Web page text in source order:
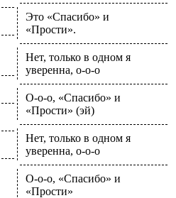
Это «Спасибо» и
«Прости».
Нет, только в одном я
уверенна, о-о-о
О-о-о, «Спасибо» и
«Прости» (эй)
Нет, только в одном я
уверенна, о-о-о
О-о-о, «Спасибо» и
«Прости»